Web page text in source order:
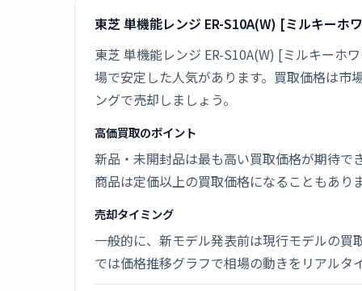
東芝 単機能レンジ ER-S10A(W) [ミルキーホ
東芝 単機能レンジ ER-S10A(W) [ミルキーホ
場で安定した人気があります。買取価格は市
ングで売却しましょう。
高価買取のポイント
新品・未開封品は最も高い買取価格が期待で
商品は定価以上の買取価格になることもあり
売却タイミング
一般的に、新モデル発表前は現行モデルの買
では価格推移グラフで相場の動きをリアルタ